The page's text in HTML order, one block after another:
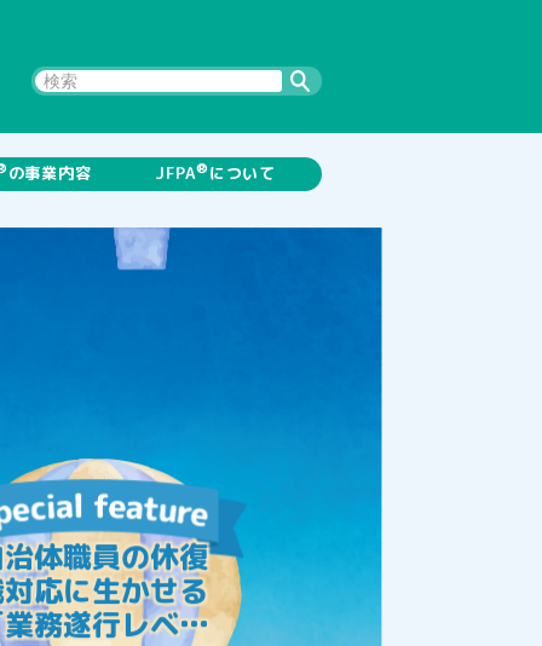
の事業内容 JFPA®について
治体職員の休復
応に生かせる
務遂行レベル
目したメンタ
ルス対策」と
は
2026年03月18日